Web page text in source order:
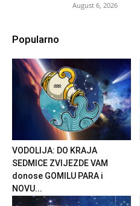
August 6, 2026
Popularno
VODOLIJA: DO KRAJA
SEDMICE ZVIJEZDE VAM
donose GOMILU PARA i
NOVU...